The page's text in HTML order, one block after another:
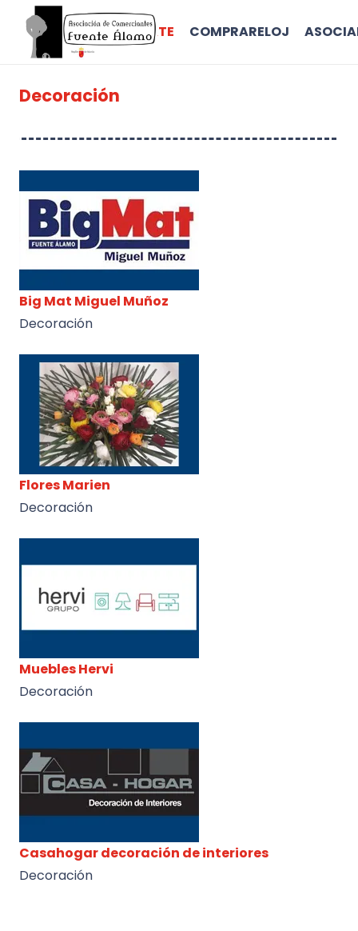
INICIO ASÓCIATE COMPRARELOJ
Decoración
Big Mat Miguel Muñoz
Decoración
Flores Marien
Decoración
Muebles Hervi
Decoración
Casahogar decoración de interiores
Decoración